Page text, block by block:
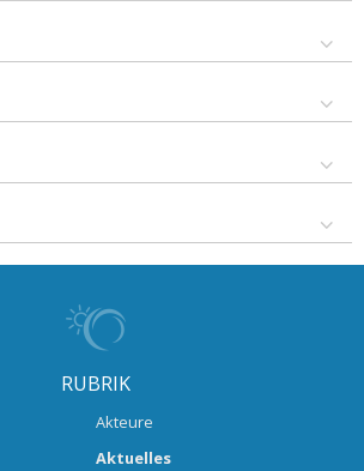
RUBRIK
Akteure
Aktuelles